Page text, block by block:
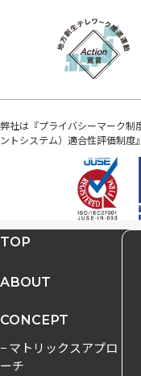
弊社は『プライバシーマーク制
ントシステム）適合性評価制度
TOP
ABOUT
CONCEPT
− マトリックスアプロ
ーチ